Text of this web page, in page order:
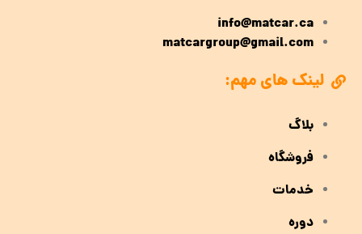
info@matcar.ca
matcargroup@gmail.com
لینک های مهم:
بلاگ
فروشگاه
خدمات
دوره